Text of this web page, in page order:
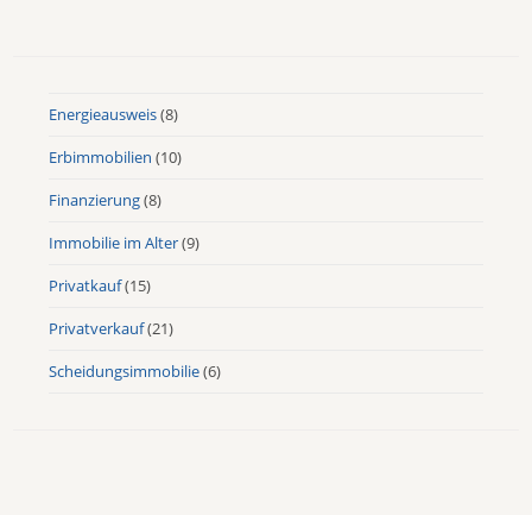
Energieausweis(8)
Erbimmobilien (10)
Finanzierung(8)
Immobilie im Alter(9)
Privatkauf(15)
Privatverkauf(21)
Scheidungsimmobilie(6)